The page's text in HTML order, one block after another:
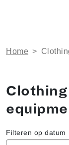
Home >
Filteren op datum